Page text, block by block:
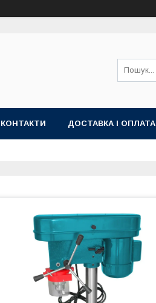
КОНТАКТИ ДОСТАВКА І ОПЛАТА